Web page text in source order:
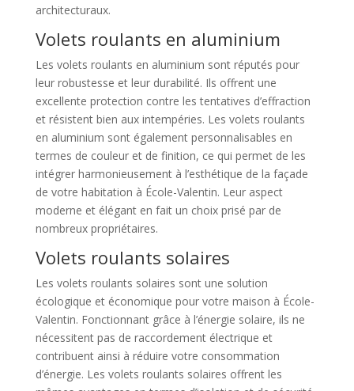
architecturaux.
Volets roulants en aluminium
Les volets roulants en aluminium sont réputés pour
leur robustesse et leur durabilité. Ils offrent une
excellente protection contre les tentatives d’effraction
et résistent bien aux intempéries. Les volets roulants
en aluminium sont également personnalisables en
termes de couleur et de finition, ce qui permet de les
intégrer harmonieusement à l’esthétique de la façade
de votre habitation à École-Valentin. Leur aspect
moderne et élégant en fait un choix prisé par de
nombreux propriétaires.
Volets roulants solaires
Les volets roulants solaires sont une solution
écologique et économique pour votre maison à École-
Valentin. Fonctionnant grâce à l’énergie solaire, ils ne
nécessitent pas de raccordement électrique et
contribuent ainsi à réduire votre consommation
d’énergie. Les volets roulants solaires offrent les